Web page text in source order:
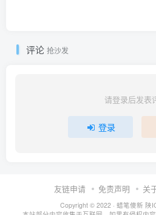
评论 抢沙发
请登录后发表
登录
友链申请 免责声明 关
Copyright © 2022 · 蜡笔傻新 陕